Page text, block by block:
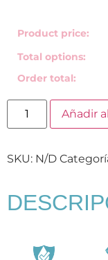
Product price:
Total options:
Order total:
Añadir
SKU: N/D